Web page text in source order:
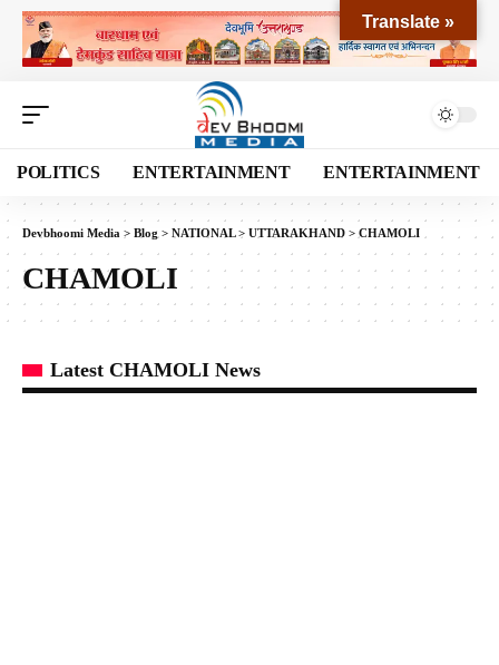
POLITICS ENTERTAINMENT ENTERTAINMENT
Devbhoomi Media > Blog > NATIONAL> UTTARAKHAND > CHAMOLI
CHAMOLI
Latest CHAMOLI News
Translate »